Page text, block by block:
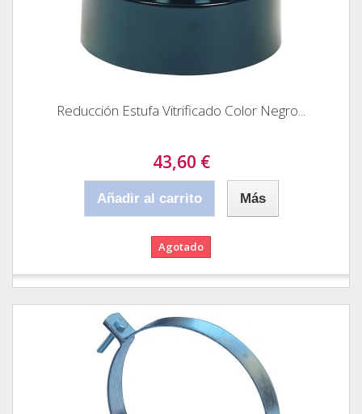
Reducción Estufa Vitrificado Color Negro...
43,60 €
Añadir al carrito Más
Agotado